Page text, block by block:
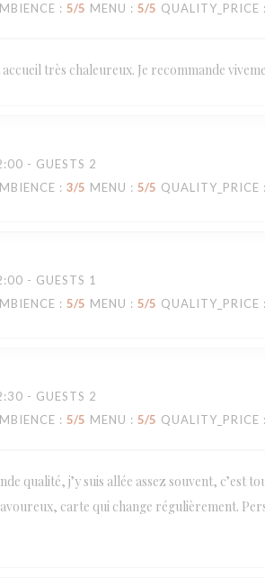
: 5/5 MENU : 5/5 QUALITY_PRICE
très chaleureux. Je recommande
- GUESTS 2
: 3/5 MENU : 5/5 QUALITY_PRICE
- GUESTS 1
: 5/5 MENU : 5/5 QUALITY_PRICE
- GUESTS 2
: 5/5 MENU : 5/5 QUALITY_PRICE
qualité, j’y suis allée assez souvent, c’est
carte qui change régulièrement.